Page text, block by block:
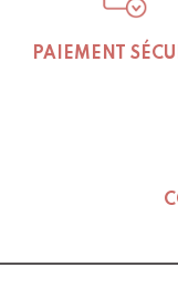
PAIEMENT